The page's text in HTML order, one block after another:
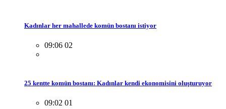
Kadınlar her mahallede komün bostanı istiyor
09:06 02
25 kentte komün bostanı: Kadınlar kendi ekonomisini oluşturuyor
09:02 01